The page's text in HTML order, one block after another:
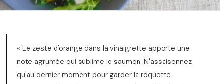
« Le zeste d'orange dans la vinaigrette apporte une
note agrumée qui sublime le saumon. N'assaisonnez
qu'au dernier moment pour garder la roquette